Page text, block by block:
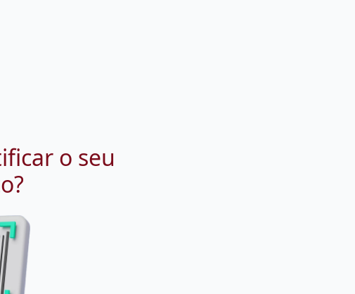
o seu